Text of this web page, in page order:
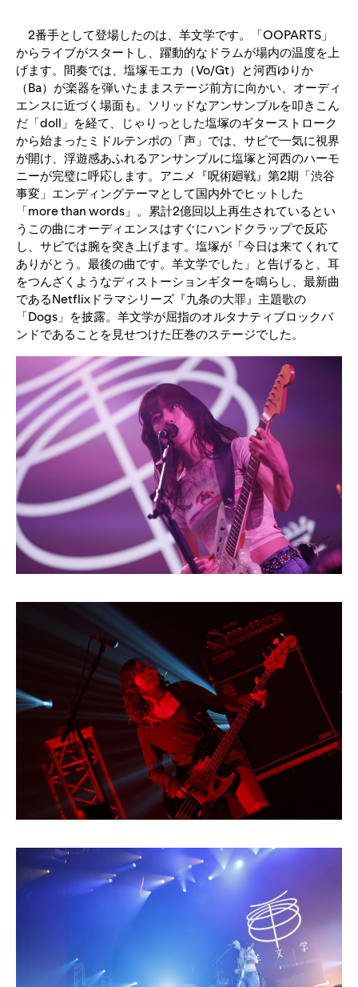
2番手として登場したのは、羊文学です。「OOPARTS」
からライブがスタートし、躍動的なドラムが場内の温度を上
げます。間奏では、塩塚モエカ（Vo/Gt）と河西ゆりか
（Ba）が楽器を弾いたままステージ前方に向かい、オーディ
エンスに近づく場面も。ソリッドなアンサンブルを叩きこん
だ「doll」を経て、じゃりっとした塩塚のギターストローク
から始まったミドルテンポの「声」では、サビで一気に視界
が開け、浮遊感あふれるアンサンブルに塩塚と河西のハーモ
ニーが完璧に呼応します。アニメ『呪術廻戦』第2期「渋谷
事変」エンディングテーマとして国内外でヒットした
「more than words」。累計2億回以上再生されているとい
うこの曲にオーディエンスはすぐにハンドクラップで反応
し、サビでは腕を突き上げます。塩塚が「今日は来てくれて
ありがとう。最後の曲です。羊文学でした」と告げると、耳
をつんざくようなディストーションギターを鳴らし、最新曲
であるNetflixドラマシリーズ『九条の大罪』主題歌の
「Dogs」を披露。羊文学が屈指のオルタナティブロックバ
ンドであることを見せつけた圧巻のステージでした。